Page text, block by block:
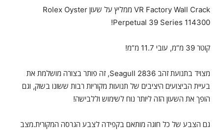
VR Factory Wall Crack ממליץ על שעון Rolex Oyster
Perpetual 39 Series 114300!
קוטר 39 מ”מ, עובי 11.7 מ”מ!
מצויד בתנועת זהב Seagull 2836, זה פותר בצורה מושלמת את
בעיית הביצועים היציבים של תנועות מקוריות רבות ששונו בשוק, וגם
הופך את השעון הזה ליותר נוח לשימוש וללבישה!
גם הצבע של כל חוגה מותאם בקפידה לצבע הגרסה המקורית.מצב